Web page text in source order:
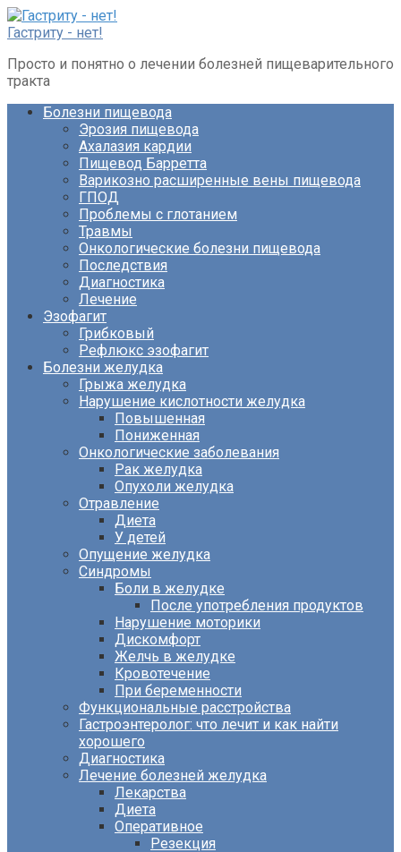
Перейти
к
Гастриту - нет!
Просто и понятно о лечении болезней пищеварительного
тракта
Болезни пищевода
Эрозия пищевода
Ахалазия кардии
Пищевод Барретта
Варикозно расширенные вены пищевода
ГПОД
Проблемы с глотанием
Травмы
Онкологические болезни пищевода
Последствия
Диагностика
Лечение
Эзофагит
Грибковый
Рефлюкс эзофагит
Болезни желудка
Грыжа желудка
Нарушение кислотности желудка
Повышенная
Пониженная
Онкологические заболевания
Рак желудка
Опухоли желудка
Отравление
Диета
У детей
Опущение желудка
Синдромы
Боли в желудке
После употребления продуктов
Нарушение моторики
Дискомфорт
Желчь в желудке
Кровотечение
При беременности
Функциональные расстройства
Гастроэнтеролог: что лечит и как найти
хорошего
Диагностика
Лечение болезней желудка
Лекарства
Диета
Оперативное
Резекция